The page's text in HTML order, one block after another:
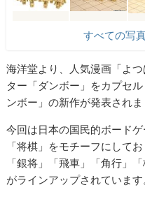
すべての写
海洋堂より、人気漫画「よ
ター「ダンボー」をカプセ
ンボー」の新作が発表されま
今回は日本の国民的ボード
「将棋」をモチーフにして
「銀将」「飛車」「角行」
がラインアップされています